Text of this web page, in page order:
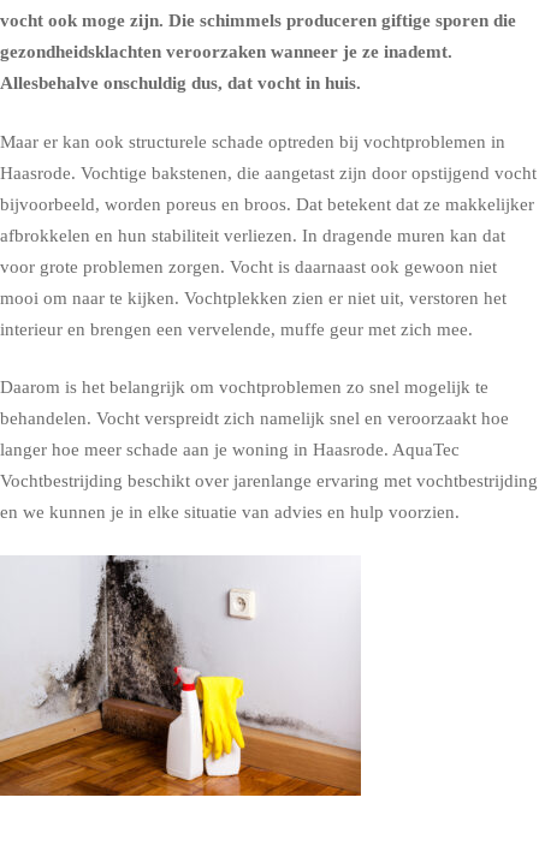
vocht ook moge zijn. Die schimmels produceren giftige sporen die
gezondheidsklachten veroorzaken wanneer je ze inademt.
Allesbehalve onschuldig dus, dat vocht in huis.
Maar er kan ook structurele schade optreden bij vochtproblemen in
Haasrode. Vochtige bakstenen, die aangetast zijn door opstijgend vocht
bijvoorbeeld, worden poreus en broos. Dat betekent dat ze makkelijker
afbrokkelen en hun stabiliteit verliezen. In dragende muren kan dat
voor grote problemen zorgen. Vocht is daarnaast ook gewoon niet
mooi om naar te kijken. Vochtplekken zien er niet uit, verstoren het
interieur en brengen een vervelende, muffe geur met zich mee.
Daarom is het belangrijk om vochtproblemen zo snel mogelijk te
behandelen. Vocht verspreidt zich namelijk snel en veroorzaakt hoe
langer hoe meer schade aan je woning in Haasrode. AquaTec
Vochtbestrijding beschikt over jarenlange ervaring met vochtbestrijding
en we kunnen je in elke situatie van advies en hulp voorzien.